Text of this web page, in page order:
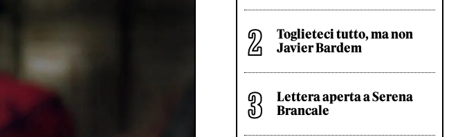
Toglieteci tutto, ma non
Javier Bardem
Lettera aperta a Serena
Brancale